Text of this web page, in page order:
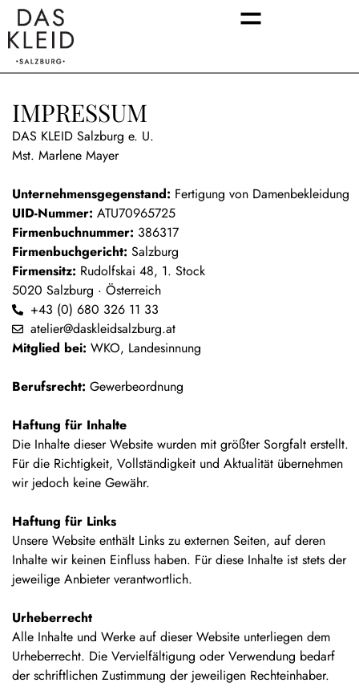
IMPRESSUM
DAS KLEID Salzburg e. U.
Mst. Marlene Mayer
Unternehmensgegenstand: Fertigung von Damenbekleidung
UID-Nummer: ATU70965725
Firmenbuchnummer: 386317
Firmenbuchgericht: Salzburg
Firmensitz: Rudolfskai 48, 1. Stock
5020 Salzburg · Österreich
+43 (0) 680 326 11 33
atelier@daskleidsalzburg.at
Mitglied bei: WKO, Landesinnung
Berufsrecht: Gewerbeordnung
Haftung für Inhalte
Die Inhalte dieser Website wurden mit größter Sorgfalt erstellt.
Für die Richtigkeit, Vollständigkeit und Aktualität übernehmen
wir jedoch keine Gewähr.
Haftung für Links
Unsere Website enthält Links zu externen Seiten, auf deren
Inhalte wir keinen Einfluss haben. Für diese Inhalte ist stets der
jeweilige Anbieter verantwortlich.
Urheberrecht
Alle Inhalte und Werke auf dieser Website unterliegen dem
Urheberrecht. Die Vervielfältigung oder Verwendung bedarf
der schriftlichen Zustimmung der jeweiligen Rechteinhaber.